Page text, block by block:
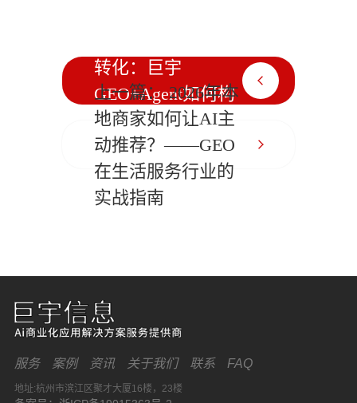
转化：巨宇
GEO+Agent如何构
建企业营销闭环？
上一篇： 2026年本
地商家如何让AI主
动推荐？——GEO
在生活服务行业的
实战指南
服务 案例 资讯 关于我们 联系 FAQ
地址:杭州市滨江区聚才大厦16楼，23楼